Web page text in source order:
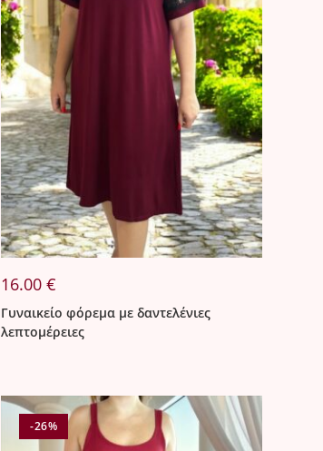
16.00€
Γυναικείο φόρεμα με δαντελένιες
λεπτομέρειες
-26%